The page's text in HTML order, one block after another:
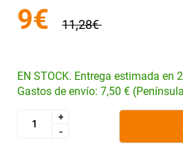
9€ 11,28€
EN STOCK. Entrega estimada en
Gastos de envío: 7,50 €
+
-
+
-